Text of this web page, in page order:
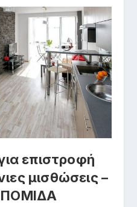
επιστροφή
μισθώσεις –
ΠΟΜΙΔΑ